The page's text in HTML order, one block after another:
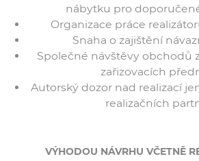
nábytku pro
Organizace práce
Snaha o zajištění
Společné návštěvy obchodů
zařizovacích
Autorský dozor nad realizací
realizačních
VÝHODOU NÁVRHU VČETNĚ